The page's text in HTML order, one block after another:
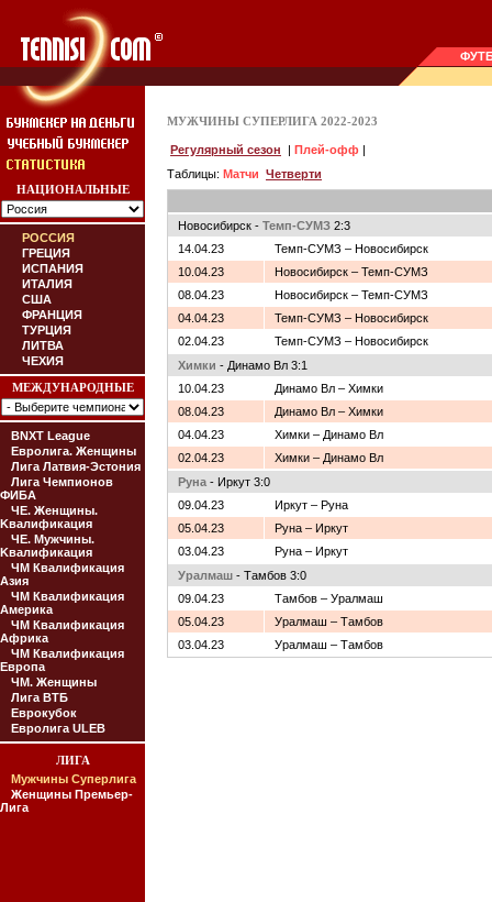
НАЦИОНАЛЬНЫЕ
РОССИЯ
ГРЕЦИЯ
ИСПАНИЯ
ИТАЛИЯ
США
ФРАНЦИЯ
ТУРЦИЯ
ЛИТВА
ЧЕХИЯ
МЕЖДУНАРОДНЫЕ
BNXT League
Евролига. Женщины
Лига Латвия-Эстония
Лига Чемпионов
ФИБА
ЧЕ. Женщины.
Kвалификация
ЧЕ. Мужчины.
Kвалификация
ЧМ Квалификация
Азия
ЧМ Квалификация
Америка
ЧМ Квалификация
Африка
ЧМ Квалификация
Европа
ЧМ. Женщины
Лига ВТБ
Еврокубок
Евролига ULEB
ЛИГА
Мужчины Суперлига
Женщины Премьер-
Лига
МУЖЧИНЫ СУПЕРЛИГА 2022-2023
Регулярный сезон | Плей-офф |
Таблицы: Матчи Четверти
Новосибирск - Темп-СУМЗ 2:3
14.04.23
Темп-СУМЗ – Новосибирск
10.04.23
Новосибирск – Темп-СУМЗ
08.04.23
Новосибирск – Темп-СУМЗ
04.04.23
Темп-СУМЗ – Новосибирск
02.04.23
Темп-СУМЗ – Новосибирск
Химки - Динамо Вл 3:1
10.04.23
Динамо Вл – Химки
08.04.23
Динамо Вл – Химки
04.04.23
Химки – Динамо Вл
02.04.23
Химки – Динамо Вл
Руна - Иркут 3:0
09.04.23
Иркут – Руна
05.04.23
Руна – Иркут
03.04.23
Руна – Иркут
Уралмаш - Тамбов 3:0
09.04.23
Тамбов – Уралмаш
05.04.23
Уралмаш – Тамбов
03.04.23
Уралмаш – Тамбов